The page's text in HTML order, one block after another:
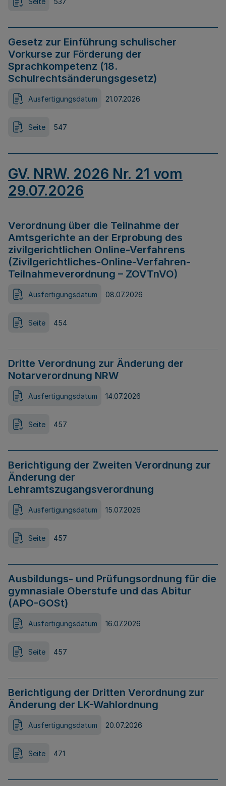
Gesetz zur Einführung schulischer
Vorkurse zur Förderung der
Sprachkompetenz (18.
Schulrechtsänderungsgesetz)
Ausfertigungsdatum 21.07.2026
Seite 547
GV. NRW. 2026 Nr. 21 vom
29.07.2026
Verordnung über die Teilnahme der
Amtsgerichte an der Erprobung des
zivilgerichtlichen Online-Verfahrens
(Zivilgerichtliches-Online-Verfahren-
Teilnahmeverordnung – ZOVTnVO)
Ausfertigungsdatum 08.07.2026
Seite 454
Dritte Verordnung zur Änderung der
Notarverordnung NRW
Ausfertigungsdatum 14.07.2026
Seite 457
Berichtigung der Zweiten Verordnung zur
Änderung der
Lehramtszugangsverordnung
Ausfertigungsdatum 15.07.2026
Seite 457
Ausbildungs- und Prüfungsordnung für die
gymnasiale Oberstufe und das Abitur
(APO-GOSt)
Ausfertigungsdatum 16.07.2026
Seite 457
Berichtigung der Dritten Verordnung zur
Änderung der LK-Wahlordnung
Ausfertigungsdatum 20.07.2026
Seite 471